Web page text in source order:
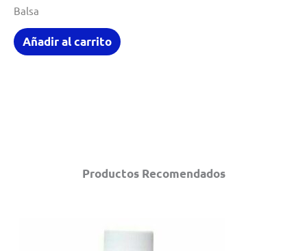
Productos Recomendados
Balsa
Añadir al carrito